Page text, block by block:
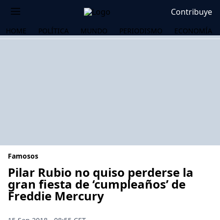
Contribuye
HOME POLÍTICA MUNDO PERIODISMO ECONOMÍA
Famosos
Pilar Rubio no quiso perderse la
gran fiesta de ‘cumpleaños’ de
Freddie Mercury